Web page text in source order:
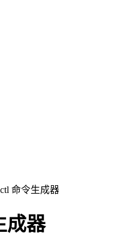
命令生成器
成器